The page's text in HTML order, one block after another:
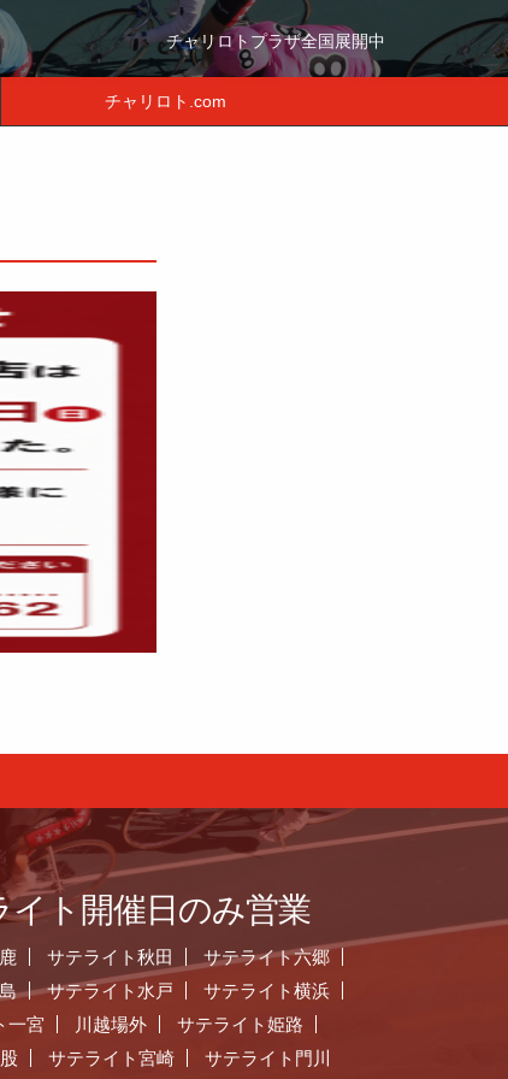
チャリロトプラザ全国展開中
チャリロト.com
イト開催日のみ営業
サテライト秋田
サテライト六郷
サテライト水戸
サテライト横浜
一宮
川越場外
サテライト姫路
サテライト宮崎 サテライト門川